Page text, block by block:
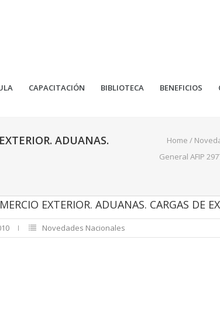
CAPACITACIÓN BIBLIOTECA BENEFICIOS
ADUANAS.
Home /
General AFIP
EXTERIOR. ADUANAS. CARGAS DE
Novedades Nacionales